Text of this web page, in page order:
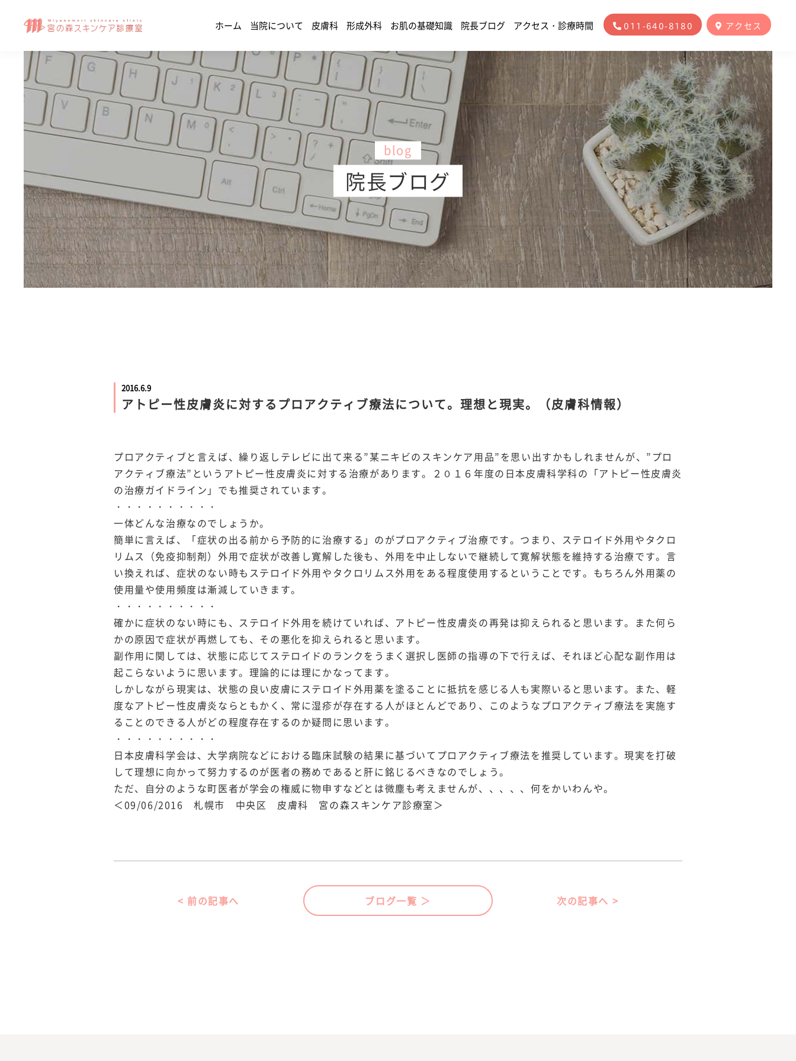
ホーム 当院について 皮膚科 形成外科 お肌の基礎知識 院長ブログ アクセス・診療時間 011-640-8180 アクセス
blog
院長ブログ
2016.6.9
アトピー性皮膚炎に対するプロアクティブ療法について。理想と現実。（皮膚科情報）
プロアクティブと言えば、繰り返しテレビに出て来る”某ニキビのスキンケア用品”を思い出すかもしれませんが、”プロ
アクティブ療法”というアトピー性皮膚炎に対する治療があります。２０１６年度の日本皮膚科学科の「アトピー性皮膚炎
の治療ガイドライン」でも推奨されています。
・・・・・・・・・・
一体どんな治療なのでしょうか。
簡単に言えば、「症状の出る前から予防的に治療する」のがプロアクティブ治療です。つまり、ステロイド外用やタクロ
リムス（免疫抑制剤）外用で症状が改善し寛解した後も、外用を中止しないで継続して寛解状態を維持する治療です。言
い換えれば、症状のない時もステロイド外用やタクロリムス外用をある程度使用するということです。もちろん外用薬の
使用量や使用頻度は漸減していきます。
・・・・・・・・・・
確かに症状のない時にも、ステロイド外用を続けていれば、アトピー性皮膚炎の再発は抑えられると思います。また何ら
かの原因で症状が再燃しても、その悪化を抑えられると思います。
副作用に関しては、状態に応じてステロイドのランクをうまく選択し医師の指導の下で行えば、それほど心配な副作用は
起こらないように思います。理論的には理にかなってます。
しかしながら現実は、状態の良い皮膚にステロイド外用薬を塗ることに抵抗を感じる人も実際いると思います。また、軽
度なアトピー性皮膚炎ならともかく、常に湿疹が存在する人がほとんどであり、このようなプロアクティブ療法を実施す
ることのできる人がどの程度存在するのか疑問に思います。
・・・・・・・・・・
日本皮膚科学会は、大学病院などにおける臨床試験の結果に基づいてプロアクティブ療法を推奨しています。現実を打破
して理想に向かって努力するのが医者の務めであると肝に銘じるべきなのでしょう。
ただ、自分のような町医者が学会の権威に物申すなどとは微塵も考えませんが、、、、、何をかいわんや。
＜09/06/2016 札幌市 中央区 皮膚科 宮の森スキンケア診療室＞
< 前の記事へ ブログ一覧 ＞ 次の記事へ >